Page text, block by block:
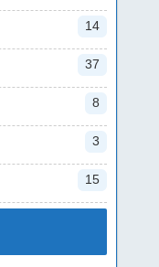
14
37
8
3
15